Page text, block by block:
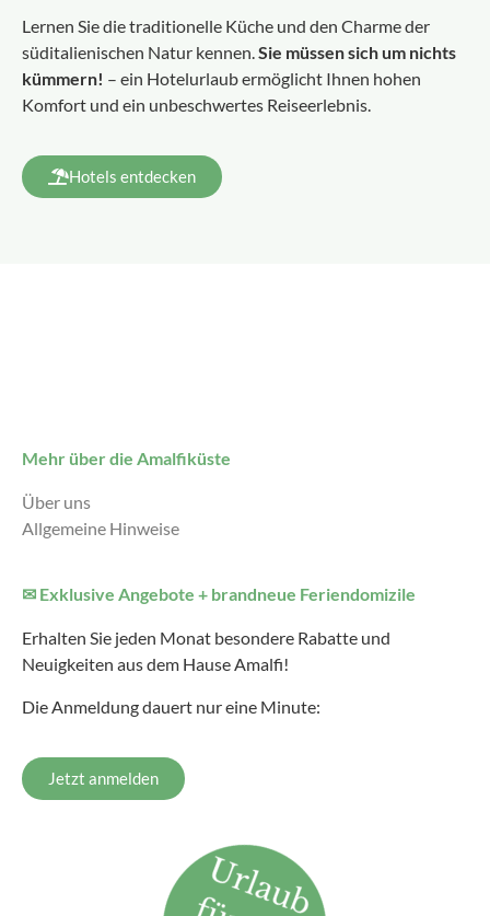
Lernen Sie die traditionelle Küche und den Charme der
süditalienischen Natur kennen. Sie müssen sich um nichts
kümmern! – ein Hotelurlaub ermöglicht Ihnen hohen
Komfort und ein unbeschwertes Reiseerlebnis.
Hotels entdecken
Mehr über die Amalfiküste
Über uns
Allgemeine Hinweise
✉ Exklusive Angebote + brandneue Feriendomizile
Erhalten Sie jeden Monat besondere Rabatte und
Neuigkeiten aus dem Hause Amalfi!
Die Anmeldung dauert nur eine Minute:
Jetzt anmelden